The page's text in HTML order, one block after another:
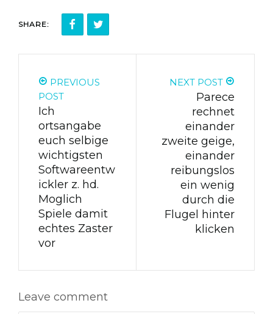
SHARE:
PREVIOUS
POST
Ich
ortsangabe
euch selbige
wichtigsten
Softwareentw
ickler z. hd.
Moglich
Spiele damit
echtes Zaster
vor
NEXT POST
Parece
rechnet
einander
zweite geige,
einander
reibungslos
ein wenig
durch die
Flugel hinter
klicken
Leave comment